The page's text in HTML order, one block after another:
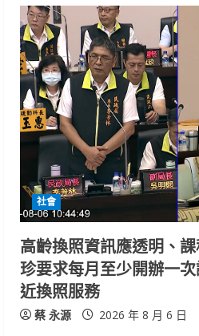
社會
高齡換照資訊應透明、
珍要求每月至少開辦一
近換照服務
蔡 永源 2026 年 8 月 6 日